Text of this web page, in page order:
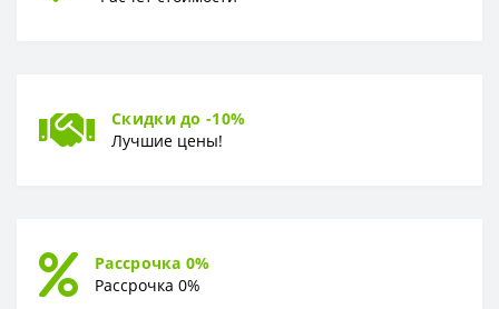
Скидки до -10%
Лучшие цены!
Рассрочка 0%
Рассрочка 0%